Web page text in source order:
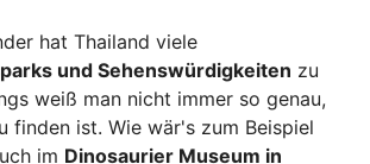
hat Thailand viele
und Sehenswürdigkeiten zu
weiß man nicht immer so genau,
finden ist. Wie wär's zum Beispiel
im Dinosaurier Museum in